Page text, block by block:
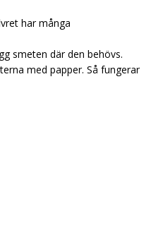
har många
smeten där den behövs.
med papper. Så fungerar